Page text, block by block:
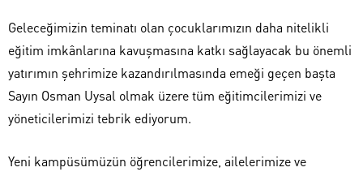
Geleceğimizin teminatı olan çocuklarımızın daha nitelikli
eğitim imkânlarına kavuşmasına katkı sağlayacak bu önemli
yatırımın şehrimize kazandırılmasında emeği geçen başta
Sayın Osman Uysal olmak üzere tüm eğitimcilerimizi ve
yöneticilerimizi tebrik ediyorum.
Yeni kampüsümüzün öğrencilerimize, ailelerimize ve